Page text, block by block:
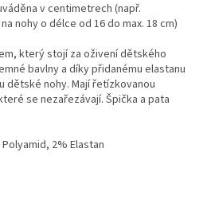
v centimetrech (např.
nohy o délce od 16 do max. 18 cm)
který stojí za oživení dětského
bavlny a díky přidanému elastanu
dětské nohy. Mají řetízkovanou
se nezařezávají. Špička a pata
2% Elastan